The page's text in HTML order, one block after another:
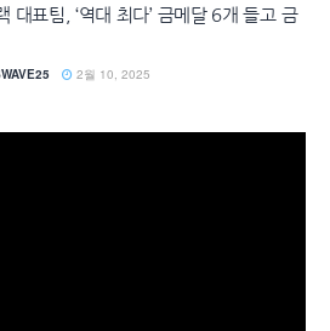
대표팀, ‘역대 최다’ 금메달 6개 들고 금
2월 10, 2025